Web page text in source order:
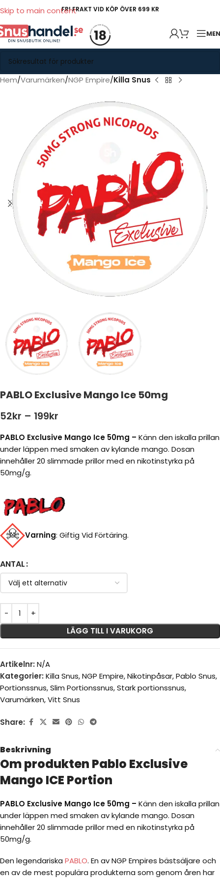
Skip to main contentFRI FRAKT VID KÖP ÖVER 699 KR
Hem Varumärken NGP Empire Killa Snus
PABLO Exclusive Mango Ice 50mg
52kr – 199kr
PABLO Exclusive Mango Ice 50mg – Känn den iskalla prillan
under läppen med smaken av kylande mango. Dosan
innehåller 20 slimmade prillor med en nikotinstyrka på
50mg/g.
Varning: Giftig Vid Förtäring.
ANTAL
LÄGG TILL I VARUKORG
Artikelnr: N/A
Kategorier: Killa Snus,NGP Empire,Nikotinpåsar,Pablo Snus,
Portionssnus,Slim Portionssnus,Stark portionssnus,
Varumärken,Vitt Snus
Share:
Beskrivning
Om produkten Pablo Exclusive
Mango ICE Portion
PABLO Exclusive Mango Ice 50mg – Känn den iskalla prillan
under läppen med smaken av kylande mango. Dosan
innehåller 20 slimmade prillor med en nikotinstyrka på
50mg/g.
Den legendariska PABLO. En av NGP Empires bästsäljare och
en av de mest populära produkterna som genom åren har